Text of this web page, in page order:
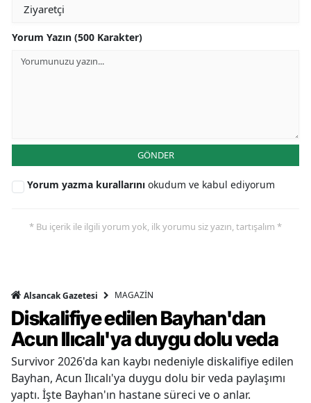
Yorum Yazın (500 Karakter)
GÖNDER
Yorum yazma kurallarını okudum ve kabul ediyorum
* Bu içerik ile ilgili yorum yok, ilk yorumu siz yazın, tartışalım *
Alsancak Gazetesi MAGAZİN
Diskalifiye edilen Bayhan'dan
Acun Ilıcalı'ya duygu dolu veda
Survivor 2026'da kan kaybı nedeniyle diskalifiye edilen
Bayhan, Acun Ilıcalı'ya duygu dolu bir veda paylaşımı
yaptı. İşte Bayhan'ın hastane süreci ve o anlar.